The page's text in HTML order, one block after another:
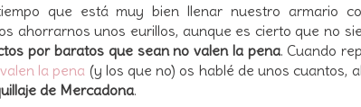
que está muy bien llenar nuestro armario
ahorrarnos unos eurillos, aunque es cierto que no
por baratos que sean no valen la pena. Cuando
la pena (y los que no) os hablé de unos cuantos,
de Mercadona.